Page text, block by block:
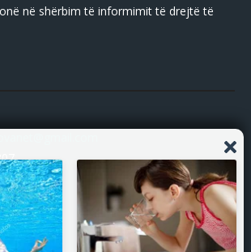
në shërbim të informimit të drejtë të